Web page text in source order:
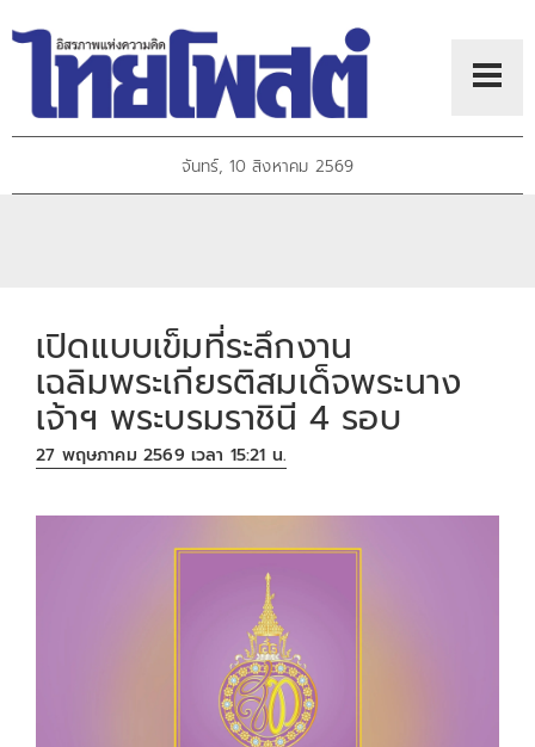
จันทร์, 10 สิงหาคม 2569
เปิดแบบเข็มที่ระลึกงาน
เฉลิมพระเกียรติสมเด็จพระนาง
เจ้าฯ พระบรมราชินี 4 รอบ
27 พฤษภาคม 2569 เวลา 15:21 น.